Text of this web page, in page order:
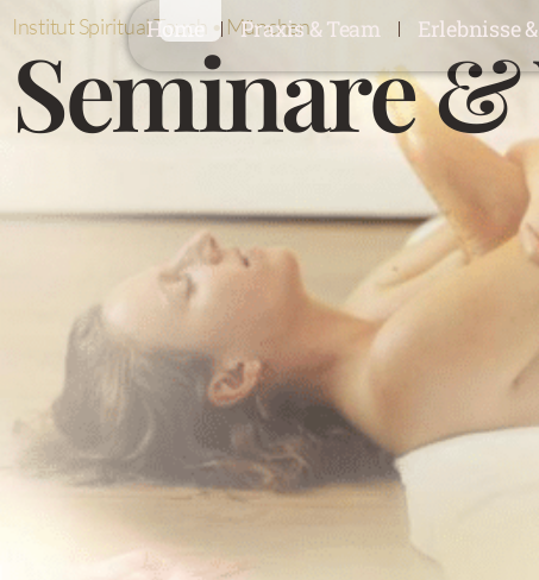
Home Praxis & Team Erlebnisse
Institut Spiritual Touch • München
Seminare